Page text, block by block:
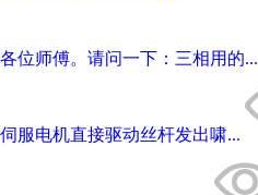
各位师傅。请问一下：三相用的...
伺服电机直接驱动丝杆发出啸...